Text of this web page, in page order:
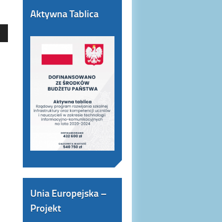
Aktywna Tablica
Unia Europejska –
Projekt